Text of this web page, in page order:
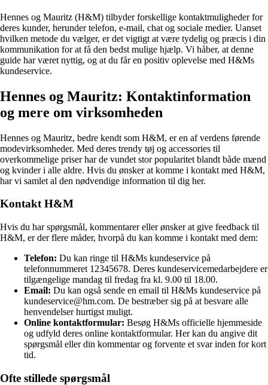
Hennes og Mauritz (H&M) tilbyder forskellige kontaktmuligheder for
deres kunder, herunder telefon, e-mail, chat og sociale medier. Uanset
hvilken metode du vælger, er det vigtigt at være tydelig og præcis i din
kommunikation for at få den bedst mulige hjælp. Vi håber, at denne
guide har været nyttig, og at du får en positiv oplevelse med H&Ms
kundeservice.
Hennes og Mauritz: Kontaktinformation
og mere om virksomheden
Hennes og Mauritz, bedre kendt som H&M, er en af verdens førende
modevirksomheder. Med deres trendy tøj og accessories til
overkommelige priser har de vundet stor popularitet blandt både mænd
og kvinder i alle aldre. Hvis du ønsker at komme i kontakt med H&M,
har vi samlet al den nødvendige information til dig her.
Kontakt H&M
Hvis du har spørgsmål, kommentarer eller ønsker at give feedback til
H&M, er der flere måder, hvorpå du kan komme i kontakt med dem:
Telefon: Du kan ringe til H&Ms kundeservice på
telefonnummeret 12345678. Deres kundeservicemedarbejdere er
tilgængelige mandag til fredag ​​fra kl. 9.00 til 18.00.
Email: Du kan også sende en email til H&Ms kundeservice på
kundeservice@hm.com. De bestræber sig på at besvare alle
henvendelser hurtigst muligt.
Online kontaktformular: Besøg H&Ms officielle hjemmeside
og udfyld deres online kontaktformular. Her kan du angive dit
spørgsmål eller din kommentar og forvente et svar inden for kort
tid.
Ofte stillede spørgsmål